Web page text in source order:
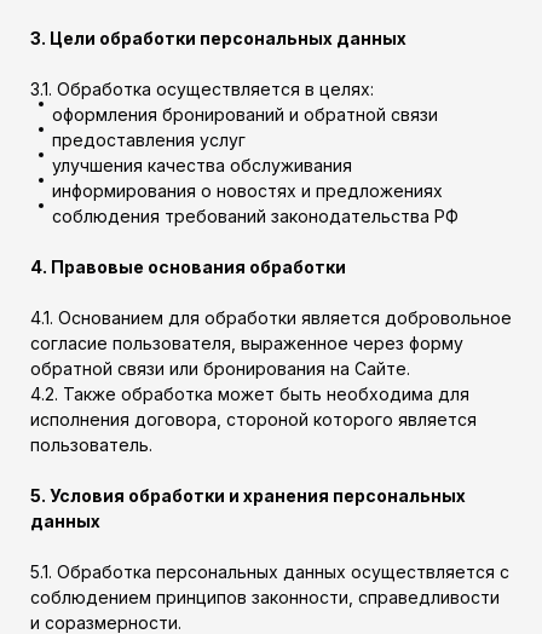
3. Цели обработки персональных данных
3.1. Обработка осуществляется в целях:
оформления бронирований и обратной связи
предоставления услуг
улучшения качества обслуживания
информирования о новостях и предложениях
соблюдения требований законодательства РФ
4. Правовые основания обработки
4.1. Основанием для обработки является добровольное
согласие пользователя, выраженное через форму
обратной связи или бронирования на Сайте.
4.2. Также обработка может быть необходима для
исполнения договора, стороной которого является
пользователь.
5. Условия обработки и хранения персональных
данных
5.1. Обработка персональных данных осуществляется с
соблюдением принципов законности, справедливости
и соразмерности.